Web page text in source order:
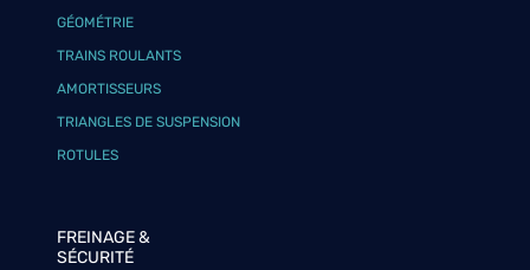
GÉOMÉTRIE
TRAINS ROULANTS
AMORTISSEURS
TRIANGLES DE SUSPENSION
ROTULES
FREINAGE &
SÉCURITÉ